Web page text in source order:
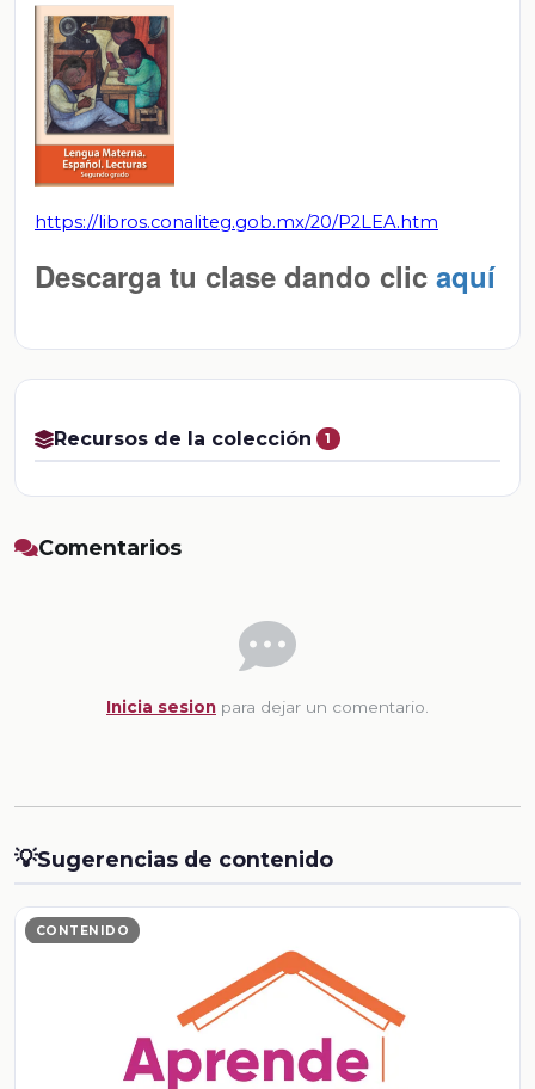
https://libros.conaliteg.gob.mx/20/P2LEA.htm
Descarga tu clase dando clic aquí
Recursos de la colección 1
Comentarios
Inicia sesion para dejar un comentario.
💡Sugerencias de contenido
CONTENIDO